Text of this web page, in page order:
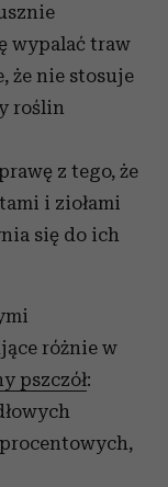
wypalać traw
że nie stosuje
roślin
z tego, że
i ziołami
się do ich
różnie w
pszczół: